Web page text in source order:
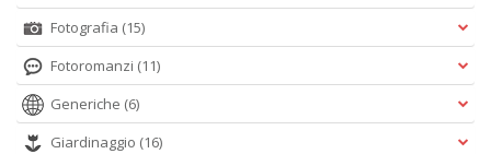
Fotografia (15)
Fotoromanzi (11)
Generiche (6)
Giardinaggio (16)